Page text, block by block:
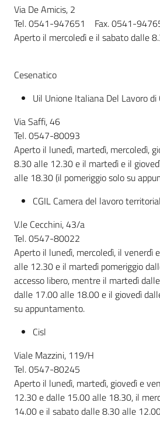
Via De Amicis, 2
Tel. 0541-947651 Fax. 0541-
Aperto il mercoledì e il sabato dalle
Cesenatico
Uil Unione Italiana Del Lavoro di
Via Saffi, 46
Tel. 0547-80093
Aperto il lunedì, martedì, mercoledì,
8.30 alle 12.30 e il martedì e il
alle 18.30 (il pomeriggio solo su
CGIL Camera del lavoro
V.le Cecchini, 43/a
Tel. 0547-80022
Aperto il lunedì, mercoledì, il venerdì
alle 12.30 e il martedì pomeriggio
accesso libero, mentre il martedì
dalle 17.00 alle 18.00 e il giovedì
su appuntamento.
Cisl
Viale Mazzini, 119/H
Tel. 0547-80245
Aperto il lunedì, martedì, giovedì e
12.30 e dalle 15.00 alle 18.30, il
14.00 e il sabato dalle 8.30 alle